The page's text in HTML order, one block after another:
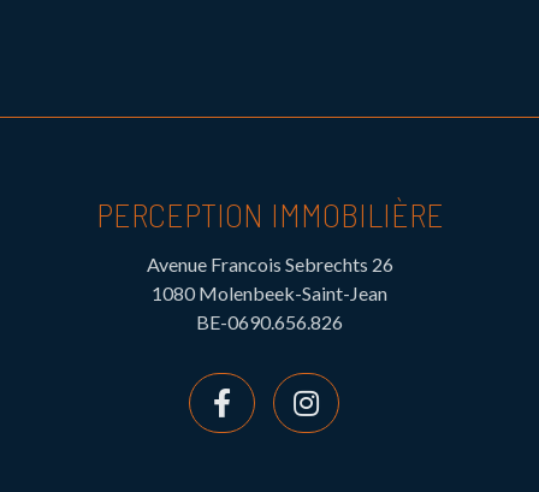
PERCEPTION IMMOBILIÈRE
Avenue Francois Sebrechts 26
1080 Molenbeek-Saint-Jean
BE-0690.656.826